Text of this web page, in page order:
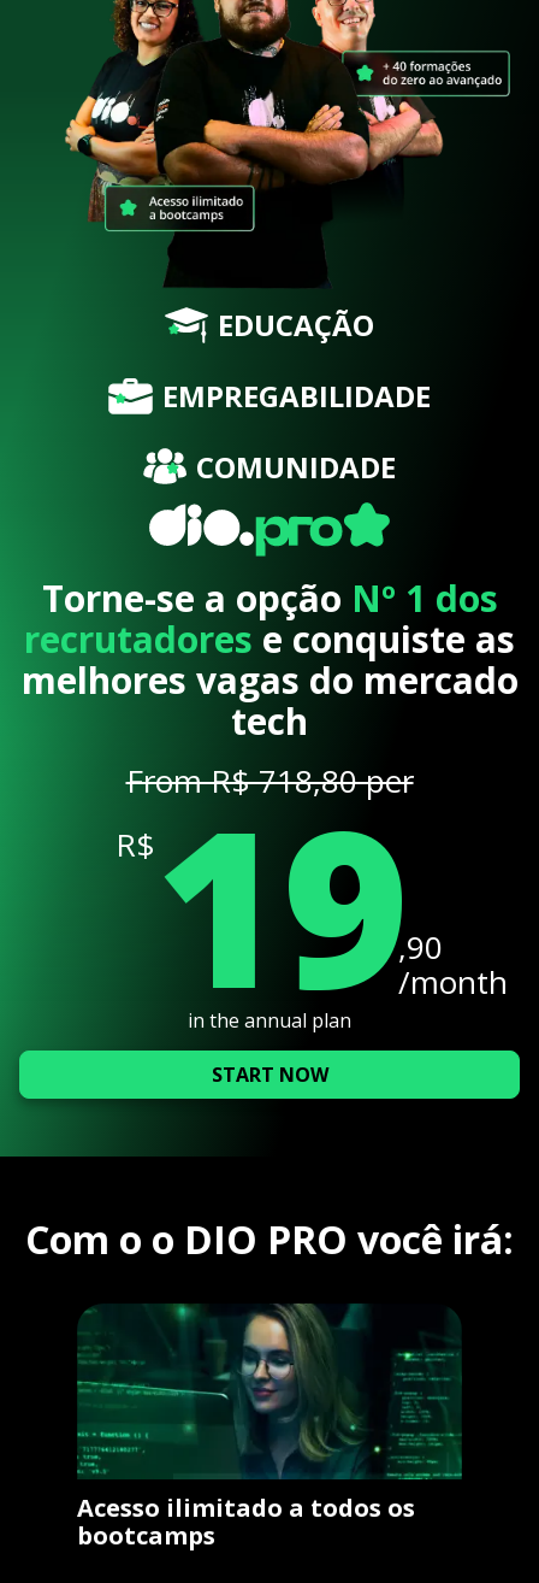
EDUCAÇÃO
EMPREGABILIDADE
COMUNIDADE
Torne-se a opção Nº 1 dos
recrutadores e conquiste as
melhores vagas do mercado
tech
From R$ 718,80 per
R$ 19,90
/month
in the annual plan
START NOW
Com o o DIO PRO você irá:
Acesso ilimitado a todos os
bootcamps